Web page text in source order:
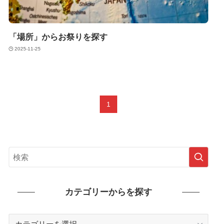
「場所」からお祭りを探す
2025-11-25
1
カテゴリーからを探す